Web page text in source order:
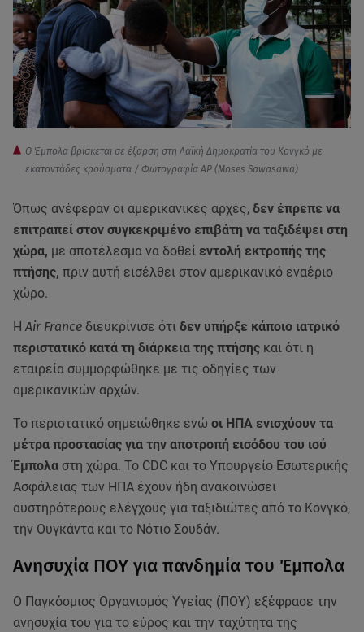
Ο Έμπολα βρίσκεται σε έξαρση στη Λαϊκή Δημοκρατία του Κονγκό με
εκατοντάδες κρούσματα / Φωτογραφία AP (Moses Sawasawa)
Όπως ανέφεραν οι αμερικανικές αρχές, δεν έπρεπε να
επιτραπεί στον συγκεκριμένο επιβάτη να ταξιδέψει στη
χώρα, με αποτέλεσμα να δοθεί εντολή εκτροπής της
πτήσης, πριν αυτή εισέλθει στον αμερικανικό εναέριο
χώρο.
ΗAir France διευκρίνισε ότι δεν υπήρξε κάποιο ιατρικό
περιστατικό κατά τη διάρκεια της πτήσης και ότι η
εταιρεία συμμορφώθηκε με τις οδηγίες των
αμερικανικών αρχών.
Το περιστατικό σημειώθηκε ενώ οι ΗΠΑ ενισχύουν τα
μέτρα προστασίας για την αποτροπή εισόδου του ιού
Έμπολα στη χώρα. Το CDC και το Υπουργείο Εσωτερικής
Ασφάλειας των ΗΠΑ έχουν ήδη ανακοινώσει
αυστηρότερους ελέγχους για ταξιδιώτες από το Κονγκό,
την Ουγκάντα και το Νότιο Σουδάν.
Ανησυχία ΠΟΥ για πανδημία του Έμπολα
Ο Παγκόσμιος Οργανισμός Υγείας (ΠΟΥ) εξέφρασε την
ανησυχία του για το εύρος και την ταχύτητα της